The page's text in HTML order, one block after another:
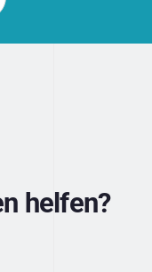
helfen?